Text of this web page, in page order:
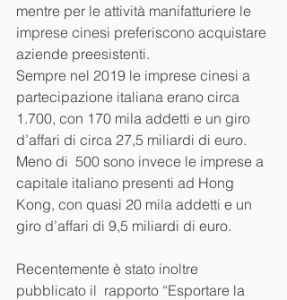
mentre per le attività manifatturiere le
imprese cinesi preferiscono acquistare
aziende preesistenti.
Sempre nel 2019 le imprese cinesi a
partecipazione italiana erano circa
1.700, con 170 mila addetti e un giro
d’affari di circa 27,5 miliardi di euro.
Meno di  500 sono invece le imprese a
capitale italiano presenti ad Hong
Kong, con quasi 20 mila addetti e un
giro d’affari di 9,5 miliardi di euro.
Recentemente è stato inoltre
pubblicato il  rapporto “Esportare la